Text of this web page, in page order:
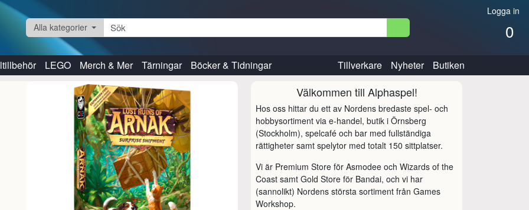
Logga in
0
Alla kategorier
LEGO Merch & Mer Tärningar Böcker & Tidningar Tillverkare Nyheter Butiken
Välkommen till Alphaspel!
Hos oss hittar du ett av Nordens bredaste spel- och
hobbysortiment via e-handel, butik i Örnsberg
(Stockholm), spelcafé och bar med fullständiga
rättigheter samt spelytor med totalt 150 sittplatser.
Vi är Premium Store för Asmodee och Wizards of the
Coast samt Gold Store för Bandai, och vi har
(sannolikt) Nordens största sortiment från Games
Workshop.